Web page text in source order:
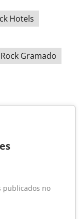
Hotels
Gramado
publicados no